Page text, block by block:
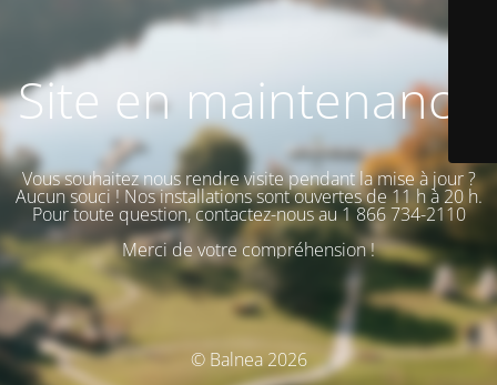
Site en maintenance
Vous souhaitez nous rendre visite pendant la mise à jour ?
Aucun souci ! Nos installations sont ouvertes de 11 h à 20 h.
Pour toute question, contactez-nous au 1 866 734-2110
Merci de votre compréhension !
© Balnea 2026